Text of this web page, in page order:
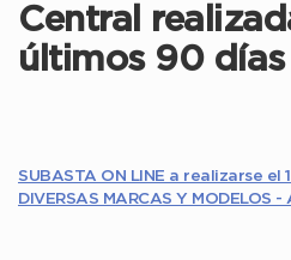
Central
últimos 90 días
SUBASTA ON LINE a realizarse el
DIVERSAS MARCAS Y MODELOS -